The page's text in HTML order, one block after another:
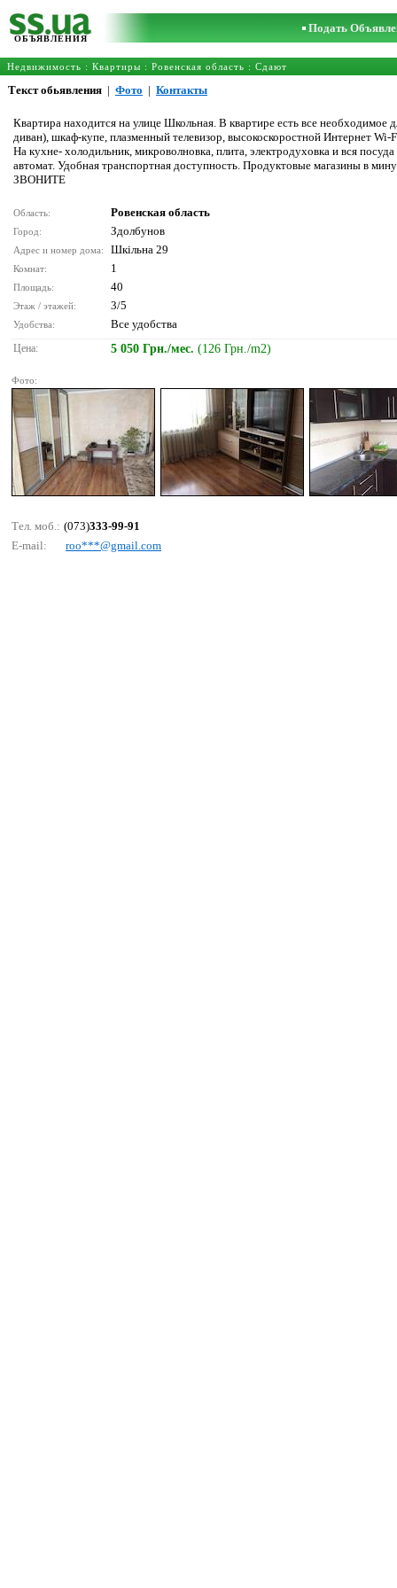
ОБЪЯВЛЕНИЯ
Подать
Недвижимость : Квартиры : Ровенская область : Сдают
Текст обьявления | Фото | Контакты
Квартира находится на улице Школьная. В квартире есть все
диван), шкаф-купе, плазменный телевизор, высокоскоростной Интернет Wi-
На кухне- холодильник, микроволновка, плита, электродуховка и вся
автомат. Удобная транспортная доступность. Продуктовые магазины в
ЗВОНИТЕ
Область: Ровенская область
Город: Здолбунов
Адрес и номер дома: Шкільна 29
Комнат: 1
Площадь: 40
Этаж / этажей: 3/5
Удобства: Все удобства
Цена: 5 050 Грн./мес. (126 Грн./m2)
Фото:
Тел. моб.: (073)333-99-91
E-mail:
rоо***@gmаil.соm